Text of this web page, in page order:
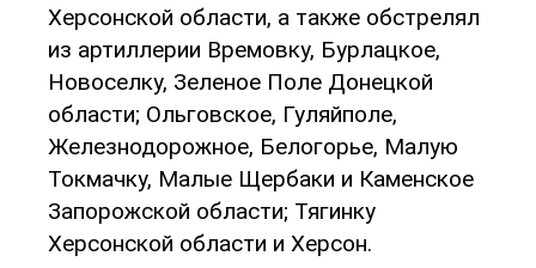
Херсонской области, а также обстрелял
из артиллерии Времовку, Бурлацкое,
Новоселку, Зеленое Поле Донецкой
области; Ольговское, Гуляйполе,
Железнодорожное, Белогорье, Малую
Токмачку, Малые Щербаки и Каменское
Запорожской области; Тягинку
Херсонской области и Херсон.